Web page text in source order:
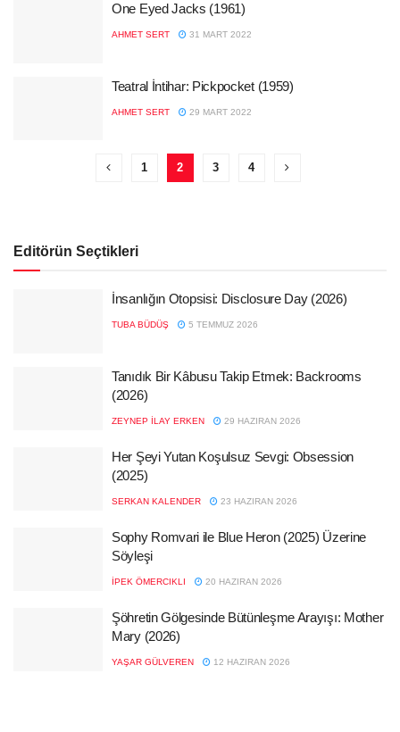
One Eyed Jacks (1961)
AHMET SERT 31 MART 2022
Teatral İntihar: Pickpocket (1959)
AHMET SERT 29 MART 2022
1 2 3 4
Editörün Seçtikleri
İnsanlığın Otopsisi: Disclosure Day (2026)
TUBA BÜDÜŞ 5 TEMMUZ 2026
Tanıdık Bir Kâbusu Takip Etmek: Backrooms
(2026)
ZEYNEP İLAY ERKEN 29 HAZIRAN 2026
Her Şeyi Yutan Koşulsuz Sevgi: Obsession
(2025)
SERKAN KALENDER 23 HAZIRAN 2026
Sophy Romvari ile Blue Heron (2025) Üzerine
Söyleşi
İPEK ÖMERCIKLI 20 HAZIRAN 2026
Şöhretin Gölgesinde Bütünleşme Arayışı: Mother
Mary (2026)
YAŞAR GÜLVEREN 12 HAZIRAN 2026